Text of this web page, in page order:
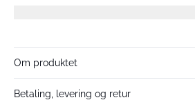
fargen, gir dette plagget en ideell
Om produktet
Betaling, levering og retur